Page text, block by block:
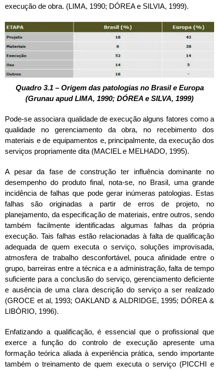
execução de obra. (LIMA, 1990; DÓREA e SILVIA, 1999).
Quadro 3.1 – Origem das patologias no Brasil e Europa
(Grunau apud LIMA, 1990; DÓREA e SILVA, 1999)
Pode-se associara qualidade de execução alguns fatores como a
qualidade no gerenciamento da obra, no recebimento dos
materiais e de equipamentos e, principalmente, da execução dos
serviços propriamente dita (MACIEL e MELHADO, 1995).
A pesar da fase de construção ter influência dominante no
desempenho do produto final, nota-se, no Brasil, uma grande
incidência de falhas que pode gerar inúmeras patologias. Estas
falhas são originadas a partir de erros de projeto, no
planejamento, da especificação de materiais, entre outros, sendo
também facilmente identificadas algumas falhas da própria
execução. Tais falhas estão relacionadas à falta de qualificação
adequada de quem executa o serviço, soluções improvisada,
atmosfera de trabalho desconfortável, pouca afinidade entre o
grupo, barreiras entre a técnica e a administração, falta de tempo
suficiente para a conclusão do serviço, gerenciamento deficiente
e ausência de uma clara descrição do serviço a ser realizado
(GROCE et al, 1993; OAKLAND & ALDRIDGE, 1995; DÓREA &
LIBÓRIO, 1996).
Enfatizando a qualificação, é essencial que o profissional que
exerce a função do controlo de execução apresente uma
formação teórica aliada à experiência prática, sendo importante
também o treinamento de quem executa o serviço (PICCHI e